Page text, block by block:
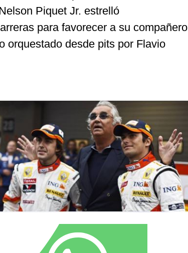
Piquet Jr. estrelló
para favorecer a su compañero
orquestado desde pits por Flavio